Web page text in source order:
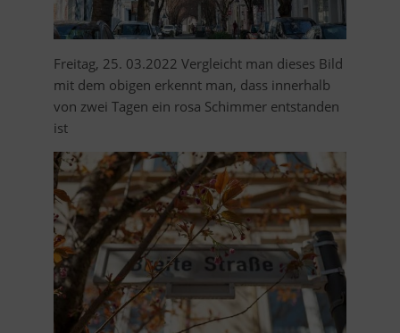
Freitag, 25. 03.2022 Vergleicht man dieses Bild
mit dem obigen erkennt man, dass innerhalb
von zwei Tagen ein rosa Schimmer entstanden
ist